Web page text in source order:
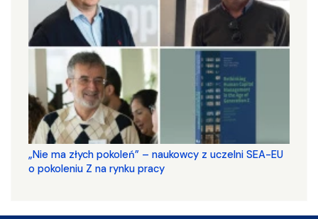
„Nie ma złych pokoleń” – naukowcy z uczelni SEA-EU
o pokoleniu Z na rynku pracy